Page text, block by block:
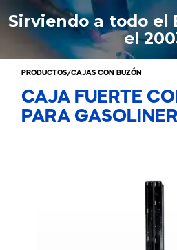
Sirviendo a todo el
el
PRODUCTOS/CAJAS CON BUZÓN
CAJA FUERTE
PARA